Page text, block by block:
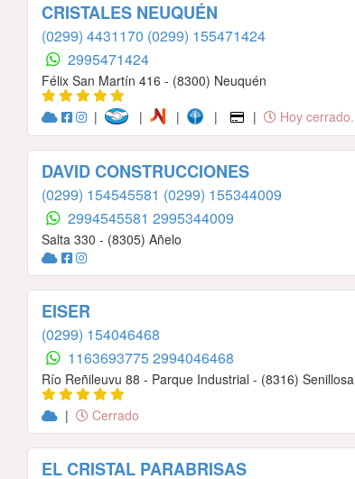
CRISTALES NEUQUÉN
(0299) 4431170 (0299) 155471424
2995471424
Félix San Martín 416 - (8300) Neuquén
|
| | | | Hoy cerrado.
DAVID CONSTRUCCIONES
(0299) 154545581 (0299) 155344009
2994545581 2995344009
Salta 330 - (8305) Añelo
EISER
(0299) 154046468
11636937752994046468
Río Reñileuvu 88 - Parque Industrial - (8316) Senillosa
|
Cerrado
EL CRISTAL PARABRISAS